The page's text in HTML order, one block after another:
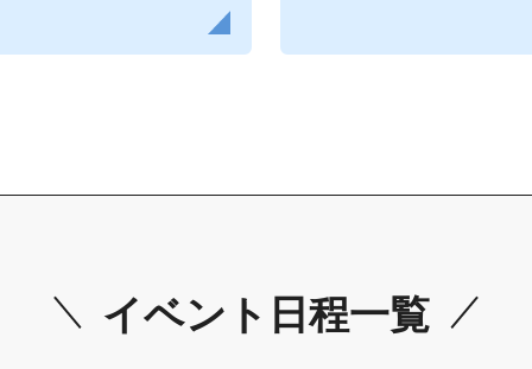
イベント日程一覧